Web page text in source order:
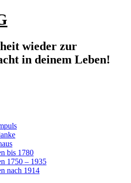
wieder zur
in deinem Leben!
bis 1780
1750 – 1935
nach 1914